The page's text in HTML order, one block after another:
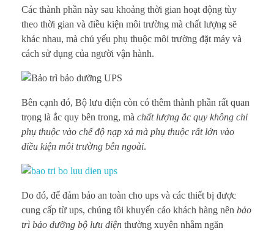
S
c
ô
n
g
s
u
ấ
t
Các thành phần này sau khoảng thời gian hoạt động tùy
theo thời gian và điều kiện môi trường mà chất lượng sẽ
khác nhau, mà chủ yếu phụ thuộc môi trường đặt máy và
cách sử dụng của người vận hành.
Bên cạnh đó, Bộ lưu điện còn có thêm thành phần rất quan
trọng là ắc quy bên trong, mà chất lượng ắc quy không chỉ
phụ thuộc vào chế độ nạp xả mà phụ thuộc rất lớn vào
điều kiện môi trường bên ngoài.
Do đó, để đảm bảo an toàn cho ups và các thiết bị được
cung cấp từ ups, chúng tôi khuyến cáo khách hàng nên bảo
trì bảo dưỡng bộ lưu điện thường xuyên nhằm ngăn